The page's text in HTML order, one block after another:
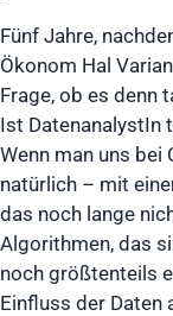
Fünf Jahre,
Ökonom Hal
Frage, ob es denn
Ist DatenanalystIn
Wenn man uns
natürlich – mit
das noch lange
Algorithmen, das
noch größtenteils
Einfluss der